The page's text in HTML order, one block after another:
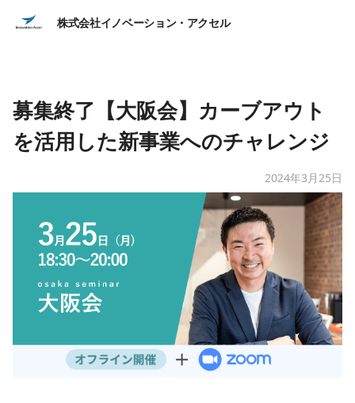
株式会社イノベーション・アクセル
募集終了【大阪会】カーブアウト
を活用した新事業へのチャレンジ
2024年3月25日